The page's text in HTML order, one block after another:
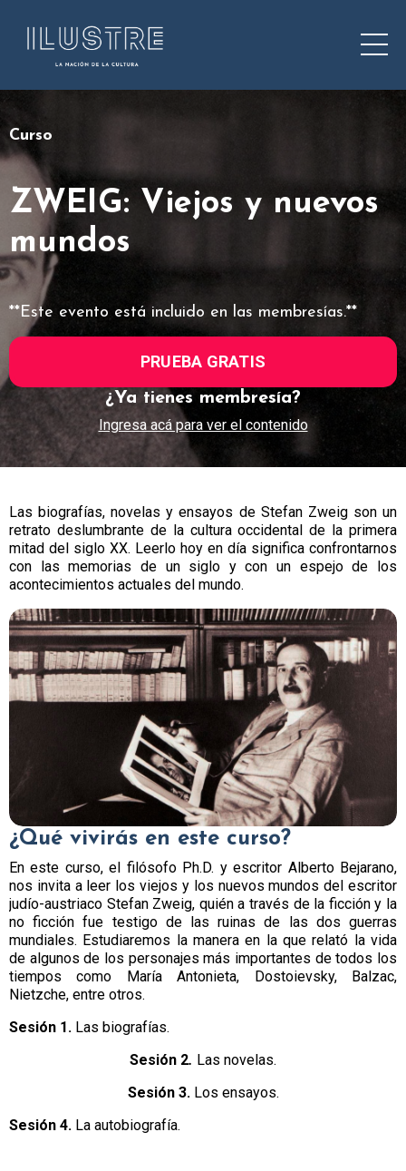
Curso
ZWEIG: Viejos y nuevos
mundos
**Este evento está incluido en las membresías.**
PRUEBA GRATIS
¿Ya tienes membresía?
Ingresa acá para ver el contenido
Las biografías, novelas y ensayos de Stefan Zweig son un
retrato deslumbrante de la cultura occidental de la primera
mitad del siglo XX. Leerlo hoy en día significa confrontarnos
con las memorias de un siglo y con un espejo de los
acontecimientos actuales del mundo.
¿Qué vivirás en este curso?
En este curso, el filósofo Ph.D. y escritor Alberto Bejarano,
nos invita a leer los viejos y los nuevos mundos del escritor
judío-austriaco Stefan Zweig, quién a través de la ficción y la
no ficción fue testigo de las ruinas de las dos guerras
mundiales. Estudiaremos la manera en la que relató la vida
de algunos de los personajes más importantes de todos los
tiempos como María Antonieta, Dostoievsky, Balzac,
Nietzche, entre otros.
Sesión 1. Las biografías.
Sesión 2. Las novelas.
Sesión 3. Los ensayos.
Sesión 4. La autobiografía.